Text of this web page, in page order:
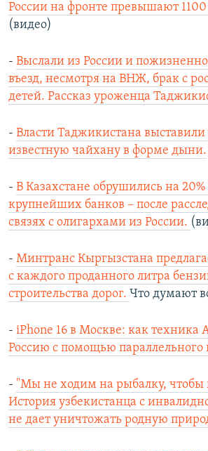
России на фронте превышают 1100
(видео)
- Выслали из России и
въезд, несмотря на ВНЖ, брак с
детей. Рассказ уроженца
- Власти Таджикистана выставили
известную чайхану в форме дыни.
- В Казахстане обрушились на
крупнейших банков – после
связях с олигархами из России.
- Минтранс Кыргызстана
с каждого проданного литра
строительства дорог. Что думают
- iPhone 16 в Москве: как техника
Россию с помощью параллельного
- "Мы не ходим на рыбалку, чтобы
История узбекистанца с
не дает уничтожать родную